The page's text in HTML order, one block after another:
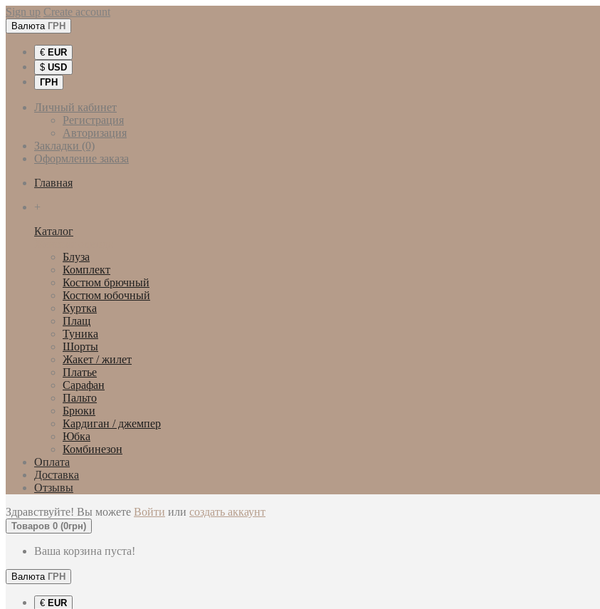
Sign up Create account
Валюта ГРН
€ EUR
$ USD
ГРН
Личный кабинет
Регистрация
Авторизация
Закладки (0)
Оформление заказа
Главная
+
Каталог
Блуза
Комплект
Костюм брючный
Костюм юбочный
Куртка
Плащ
Туника
Шорты
Жакет / жилет
Платье
Сарафан
Пальто
Брюки
Кардиган / джемпер
Юбка
Комбинезон
Оплата
Доставка
Отзывы
Здравствуйте! Вы можете Войти или создать аккаунт
Товаров 0 (0грн)
Ваша корзина пуста!
Валюта ГРН
€ EUR